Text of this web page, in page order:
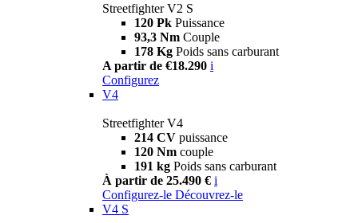
Streetfighter V2 S
120 Pk Puissance
93,3 Nm Couple
178 Kg Poids sans carburant
A partir de €18.290 i
Configurez
V4
Streetfighter V4
214 CV puissance
120 Nm couple
191 kg Poids sans carburant
À partir de 25.490 € i
Configurez-le Découvrez-le
V4 S